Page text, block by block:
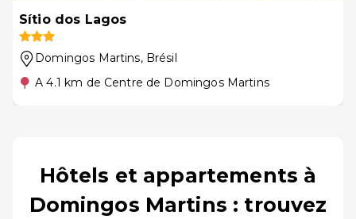
Sítio dos Lagos
Domingos Martins, Brésil
A 4.1 km de Centre de Domingos Martins
Hôtels et appartements à
Domingos Martins : trouvez